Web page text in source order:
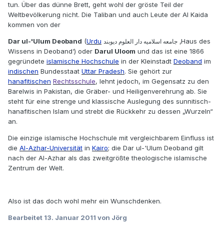
tun. Über das dünne Brett, geht wohl der gröste Teil der
Weltbevölkerung nicht. Die Taliban und auch Leute der Al Kaida
kommen von der
Dar ul-'Ulum Deoband (Urdu جامعه اسلاميه دار العلوم ديوبند ‎‎ ‚Haus des
Wissens in Deoband‘) oder Darul Uloom und das ist eine 1866
gegründete islamische Hochschule in der Kleinstadt Deoband im
indischen Bundesstaat Uttar Pradesh. Sie gehört zur
hanafitischen Rechtsschule, lehnt jedoch, im Gegensatz zu den
Barelwis in Pakistan, die Gräber- und Heiligenverehrung ab. Sie
steht für eine strenge und klassische Auslegung des sunnitisch-
hanafitischen Islam und strebt die Rückkehr zu dessen „Wurzeln“
an.
Die einzige islamische Hochschule mit vergleichbarem Einfluss ist
die Al-Azhar-Universität in Kairo; die Dar ul-'Ulum Deoband gilt
nach der Al-Azhar als das zweitgrößte theologische islamische
Zentrum der Welt.
Also ist das doch wohl mehr ein Wunschdenken.
Bearbeitet 13. Januar 2011 von Jörg